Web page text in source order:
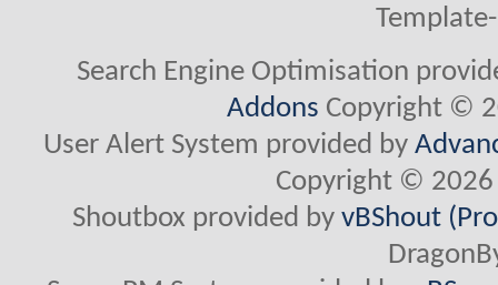
Search Engine Optimisation
Addons Copyright ©
User Alert System provided by
Copyright © 2026
Shoutbox provided byvBShout